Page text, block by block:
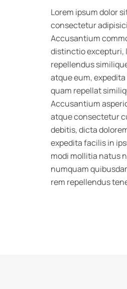
Lorem ipsum dolor
consectetur
Accusantium
distinctio excepturi,
repellendus
atque eum,
quam repellat
Accusantium
atque consectetur
debitis, dicta
expedita facilis in
modi mollitia natus
numquam
rem repellendus